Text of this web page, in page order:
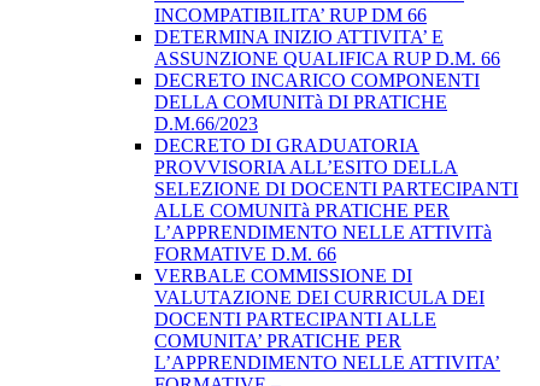
INCOMPATIBILITA’ RUP DM 66
DETERMINA INIZIO ATTIVITA’ E
ASSUNZIONE QUALIFICA RUP D.M. 66
DECRETO INCARICO COMPONENTI
DELLA COMUNITà DI PRATICHE
D.M.66/2023
DECRETO DI GRADUATORIA
PROVVISORIA ALL’ESITO DELLA
SELEZIONE DI DOCENTI PARTECIPANTI
ALLE COMUNITà PRATICHE PER
L’APPRENDIMENTO NELLE ATTIVITà
FORMATIVE D.M. 66
VERBALE COMMISSIONE DI
VALUTAZIONE DEI CURRICULA DEI
DOCENTI PARTECIPANTI ALLE
COMUNITA’ PRATICHE PER
L’APPRENDIMENTO NELLE ATTIVITA’